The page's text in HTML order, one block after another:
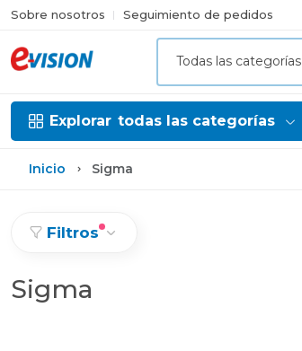
Sobre nosotros Seguimiento de pedidos
Todas las categorías
Explorar todas las categorías
Inicio Sigma
Filtros
Sigma